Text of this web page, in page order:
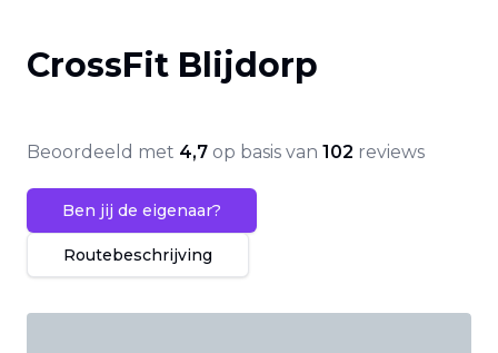
CrossFit Blijdorp
Beoordeeld met 4,7 op basis van 102 reviews
Ben jij de eigenaar?
Routebeschrijving